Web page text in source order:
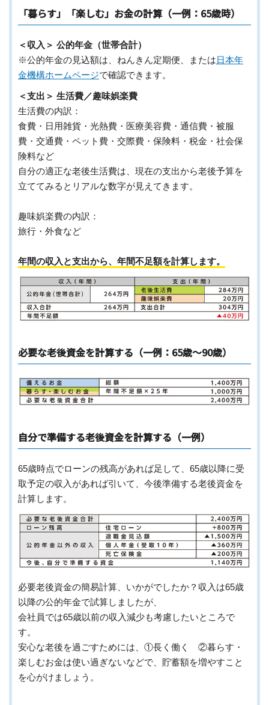
「暮らす」「楽しむ」お金の計算（一例：65歳時）
＜収入＞ 公的年金（世帯合計）
※公的年金の見込額は、ねんきん定期便、または日本年
金機構ホームページで確認できます。
＜支出＞ 生活費／趣味娯楽費
生活費の内訳：
食費・日用雑貨・光熱費・医療美容費・通信費・被服
費・交通費・ペット費・交際費・保険料・税金・社会保
険料など
自分の適正な老後生活費は、現在の支出から老後予算を
立ててみるとリアルな数字が見えてきます。
趣味娯楽費の内訳：
旅行・外食など
年間の収入と支出から、年間不足額を計算します。
必要な老後資金を計算する（一例：65歳〜90歳）
自分で準備する老後資金を計算する（一例）
65歳時点でローンの残高があれば足して、65歳以降に受
取予定の収入があれば引いて、今後準備する老後資金を
計算します。
必要老後資金の簡易計算、いかがでしたか？収入は65歳
以降の公的年金で試算しましたが、
会社員では65歳以前の収入減少も考慮したいところで
す。
安心な老後を過ごすためには、①長く働く ②暮らす・
楽しむお金は使い過ぎないなどで、貯蓄額を増やすこと
を心がけましょう。